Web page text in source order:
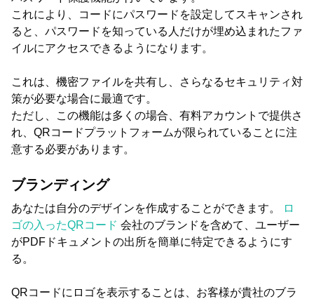
これにより、コードにパスワードを設定してスキャンされ
ると、パスワードを知っている人だけが埋め込まれたファ
イルにアクセスできるようになります。
これは、機密ファイルを共有し、さらなるセキュリティ対
策が必要な場合に最適です。
ただし、この機能は多くの場合、有料アカウントで提供さ
れ、QRコードプラットフォームが限られていることに注
意する必要があります。
ブランディング
あなたは自分のデザインを作成することができます。
ロ
ゴの入ったQRコード 会社のブランドを含めて、ユーザー
がPDFドキュメントの出所を簡単に特定できるようにす
る。
QRコードにロゴを表示することは、お客様が貴社のブラ